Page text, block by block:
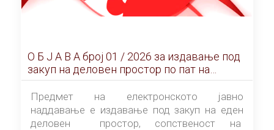
О Б Ј А В А брoj 01 / 2026 за издавање под
закуп на деловен простор по пат на
ЕЛЕКТРОНСКО ЈАВНО НАДДАВАЊЕ
Предмет на електронското јавно
наддавање е издавање под закуп на еден
деловен простор, сопственост на